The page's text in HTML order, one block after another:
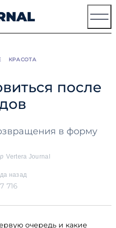
КРАСОТА
после
в форму
Vertera Journal
назад
7 716
очередь и какие